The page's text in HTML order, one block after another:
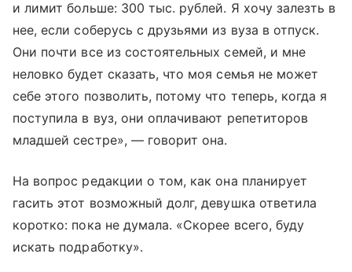
и лимит больше: 300 тыс. рублей. Я хочу залезть в
нее, если соберусь с друзьями из вуза в отпуск.
Они почти все из состоятельных семей, и мне
неловко будет сказать, что моя семья не может
себе этого позволить, потому что теперь, когда я
поступила в вуз, они оплачивают репетиторов
младшей сестре», — говорит она.
На вопрос редакции о том, как она планирует
гасить этот возможный долг, девушка ответила
коротко: пока не думала. «Скорее всего, буду
искать подработку».